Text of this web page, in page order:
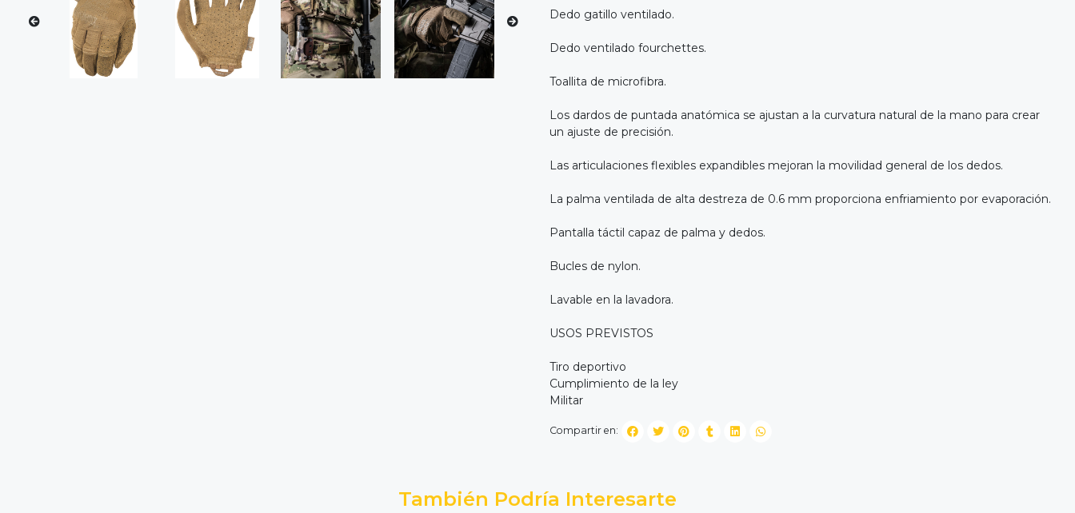
Dedo gatillo ventilado.
Dedo ventilado fourchettes.
Toallita de microfibra.
Los dardos de puntada anatómica se ajustan a la curvatura natural de la mano para crear
un ajuste de precisión.
Las articulaciones flexibles expandibles mejoran la movilidad general de los dedos.
La palma ventilada de alta destreza de 0.6 mm proporciona enfriamiento por evaporación.
Pantalla táctil capaz de palma y dedos.
Bucles de nylon.
Lavable en la lavadora.
USOS PREVISTOS
Tiro deportivo
Cumplimiento de la ley
Militar
Compartir en:
También Podría Interesarte